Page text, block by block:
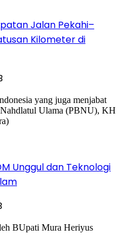
Jalan Pekahi–
Kilometer di
Unggul dan Teknologi